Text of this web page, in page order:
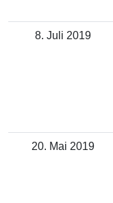
8. Juli 2019
20. Mai 2019